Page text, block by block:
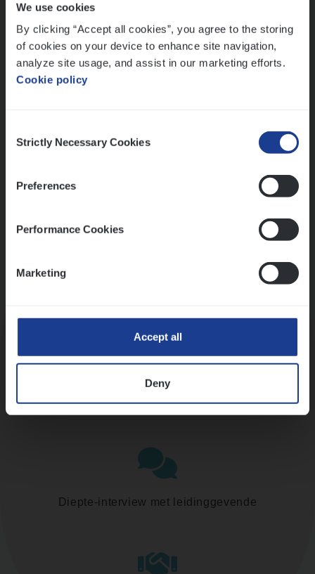
We use cookies
By clicking “Accept all cookies”, you agree to the storing
of cookies on your device to enhance site navigation,
analyze site usage, and assist in our marketing efforts.
Cookie policy
Selection
Strictly Necessary Cookies
Preferences
Performance Cookies
Marketing
Accept all
Deny
Mathias houdt van diepgaande dossiers én droge
humor
Thalia zoekt graag oplossingen, in games én op het
werk
Ons sollicitatieproces
Assessment
Diepte-interview met leidinggevende